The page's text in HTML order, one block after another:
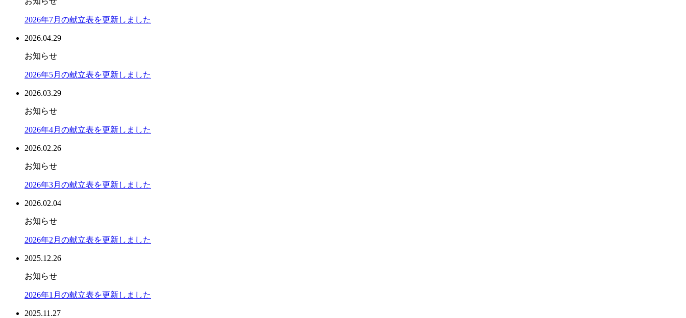
2026年7月の献立表を更新しました
2026.04.29
お知らせ
2026年5月の献立表を更新しました
2026.03.29
お知らせ
2026年4月の献立表を更新しました
2026.02.26
お知らせ
2026年3月の献立表を更新しました
2026.02.04
お知らせ
2026年2月の献立表を更新しました
2025.12.26
お知らせ
2026年1月の献立表を更新しました
2025.11.27